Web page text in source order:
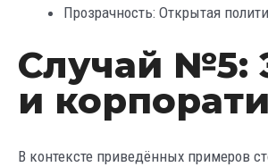
Прозрачность: Открытая
Случай №5:
и
В контексте приведённых примеров